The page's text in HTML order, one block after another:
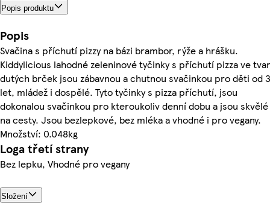
Popis produktu
Popis
Svačina s příchutí pizzy na bázi brambor, rýže a hrášku.
Kiddylicious lahodné zeleninové tyčinky s příchutí pizza ve
dutých brček jsou zábavnou a chutnou svačinkou pro děti od 3
let, mládež i dospělé. Tyto tyčinky s pizza příchutí, jsou
dokonalou svačinkou pro kteroukoliv denní dobu a jsou
na cesty. Jsou bezlepkové, bez mléka a vhodné i pro vegany.
Množství: 0.048kg
Loga třetí strany
Bez lepku, Vhodné pro vegany
Složení